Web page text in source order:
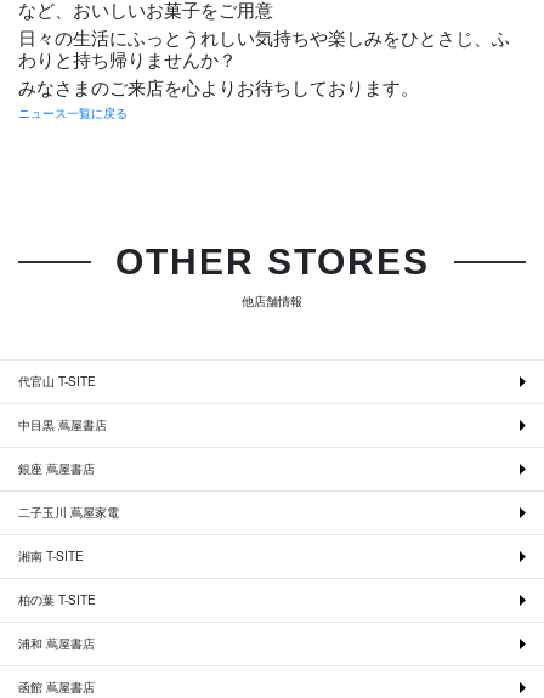
など、おいしいお菓子をご用意
日々の生活にふっとうれしい気持ちや楽しみをひとさじ、ふ
わりと持ち帰りませんか？
みなさまのご来店を心よりお待ちしております。
ニュース一覧に戻る
OTHER STORES
他店舗情報
代官山 T-SITE
中目黒 蔦屋書店
銀座 蔦屋書店
二子玉川 蔦屋家電
湘南 T-SITE
柏の葉 T-SITE
浦和 蔦屋書店
函館 蔦屋書店